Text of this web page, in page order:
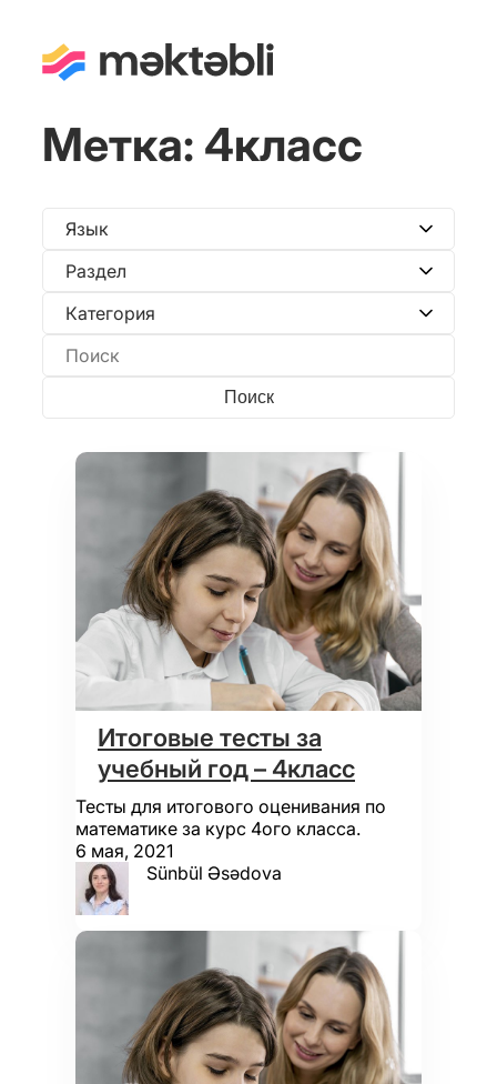
Метка: 4класс
Итоговые тесты за
учебный год – 4класс
Тесты для итогового оценивания по
математике за курс 4ого класса.
6 мая, 2021
Sünbül Əsədova